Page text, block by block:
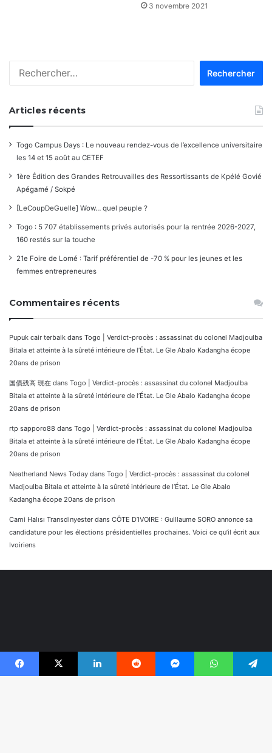
3 novembre 2021
Articles récents
Togo Campus Days : Le nouveau rendez-vous de l’excellence universitaire
les 14 et 15 août au CETEF
1ère Édition des Grandes Retrouvailles des Ressortissants de Kpélé Govié
Apégamé / Sokpé
[LeCoupDeGuelle] Wow… quel peuple ?
Togo : 5 707 établissements privés autorisés pour la rentrée 2026-2027,
160 restés sur la touche
21e Foire de Lomé : Tarif préférentiel de -70 % pour les jeunes et les
femmes entrepreneures
Commentaires récents
Pupuk cair terbaik dans Togo | Verdict-procès : assassinat du colonel Madjoulba
Bitala et atteinte à la sûreté intérieure de l’État. Le Gle Abalo Kadangha écope
20ans de prison
国債残高 現在 dans Togo | Verdict-procès : assassinat du colonel Madjoulba
Bitala et atteinte à la sûreté intérieure de l’État. Le Gle Abalo Kadangha écope
20ans de prison
rtp sapporo88 dans Togo | Verdict-procès : assassinat du colonel Madjoulba
Bitala et atteinte à la sûreté intérieure de l’État. Le Gle Abalo Kadangha écope
20ans de prison
Neatherland News Today dans Togo | Verdict-procès : assassinat du colonel
Madjoulba Bitala et atteinte à la sûreté intérieure de l’État. Le Gle Abalo
Kadangha écope 20ans de prison
Cami Halısı Transdinyester dans CÔTE D’IVOIRE : Guillaume SORO annonce sa
candidature pour les élections présidentielles prochaines. Voici ce qu’il écrit aux
Ivoiriens
Facebook X Linkedin Reddit Messenger WhatsApp Telegram